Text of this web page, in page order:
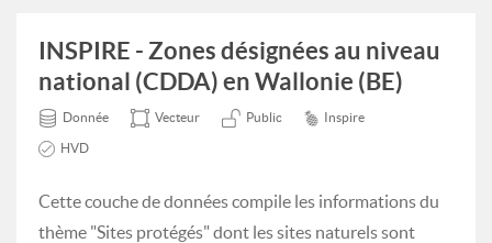
INSPIRE - Zones désignées au niveau
national (CDDA) en Wallonie (BE)
Donnée Vecteur Public Inspire
HVD
Cette couche de données compile les informations du
thème "Sites protégés" dont les sites naturels sont